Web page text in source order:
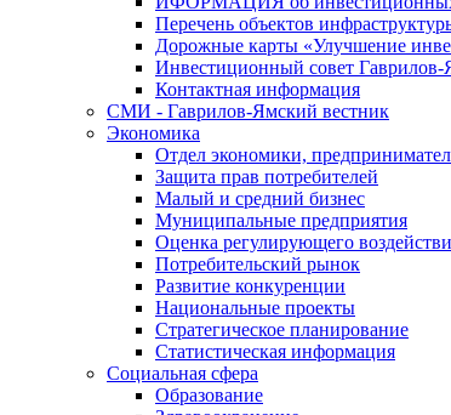
Перечень объектов
Дорожные карты «Улучшение
Инвестиционный совет
Контактная информация
СМИ - Гаврилов-Ямский вестник
Экономика
Отдел экономики,
Защита прав потребителей
Малый и средний бизнес
Муниципальные предприятия
Оценка регулирующего
Потребительский рынок
Развитие конкуренции
Национальные проекты
Стратегическое планирование
Статистическая информация
Социальная сфера
Образование